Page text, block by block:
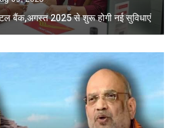
बैंक,अगस्त 2025 से शुरू होगी नई सुविधाएं